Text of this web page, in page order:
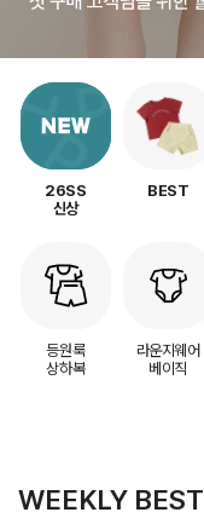
26SS
신상
BEST
등원룩
상하복
라운지웨어
베이직
WEEKLY BEST